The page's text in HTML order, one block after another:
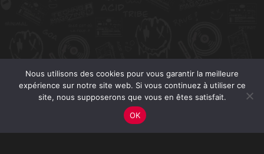
Nous utilisons des cookies pour vous garantir la meilleure
expérience sur notre site web. Si vous continuez à utiliser ce
site, nous supposerons que vous en êtes satisfait.
OK